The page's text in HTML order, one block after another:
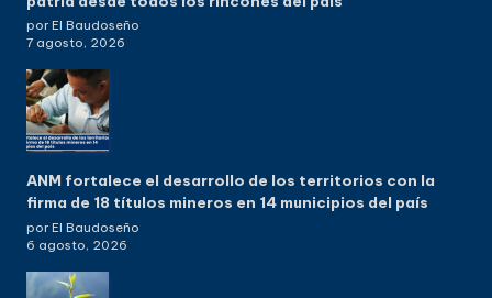
por El Baudoseño
7 agosto, 2026
ANM fortalece el desarrollo de los territorios con la
firma de 18 títulos mineros en 14 municipios del país
por El Baudoseño
6 agosto, 2026